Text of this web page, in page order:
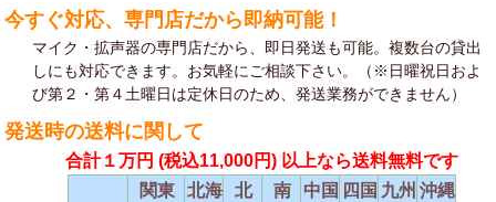
今すぐ対応、専門店だから即納可能！
マイク・拡声器の専門店だから、即日発送も可能。複数台の貸出
しにも対応できます。お気軽にご相談下さい。（※日曜祝日およ
び第２・第４土曜日は定休日のため、発送業務ができません）
発送時の送料に関して
合計１万円 (税込11,000円) 以上なら送料無料です
関東
北海
北
南
中国 四国 九州 沖縄